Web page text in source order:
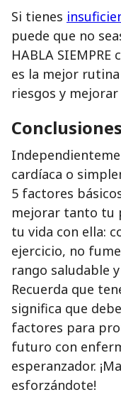
Si tienes
puede que no
HABLA
es la mejor
riesgos y
Conclusiones
cardíaca o
5 factores
mejorar tanto tu
tu vida con ella:
ejercicio, no
rango saludable
Recuerda que
significa que
factores para
futuro con
esperanzador.
esforzándote!